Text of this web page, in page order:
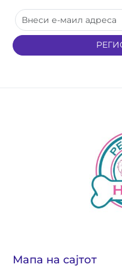
Мапа на сајтот